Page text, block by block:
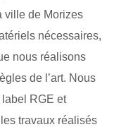
ville de Morizes
nécessaires,
nous réalisons
de l’art. Nous
RGE et
travaux réalisés